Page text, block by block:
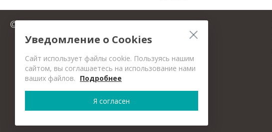
Уведомление о Cookies
Сайт использует файлы cookie. Пользуясь нашим
сайтом, вы соглашаетесь на использование нами
ваших файлов. Подробнее
Я согласен
© 2025 FromMillion.ru